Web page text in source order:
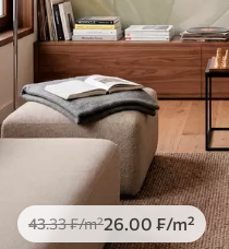
43.33₣/m²26.00 ₣/m²